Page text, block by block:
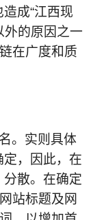
成“江西现
外的原因之一
在广度和质
。实则具体
，因此，在
散。在确定
站标题及网